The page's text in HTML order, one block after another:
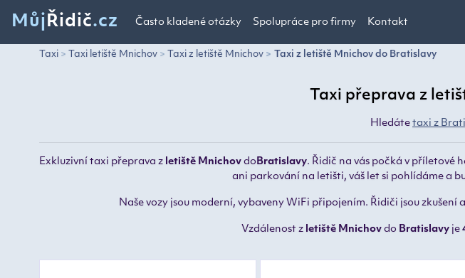
Můj Řidič.cz Často kladené otázky Spolupráce pro firmy Kontakt
Taxi Taxi letiště Mnichov Taxi z letiště Mnichov Taxi z letiště Mnichov do Bratislavy
Taxi přeprava z
Hledáte taxi z
Exkluzivní taxi přeprava z letiště Mnichov doBratislavy. Řidič na vás počká v příletové
ani parkování na letišti, váš let si pohlídáme a
Naše vozy jsou moderní, vybaveny WiFi připojením. Řidiči jsou
Vzdálenost z letiště Mnichov do Bratislavy je